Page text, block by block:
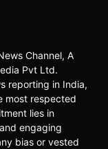
Channel, A
Pvt Ltd.
reporting in India,
most respected
lies in
engaging
bias or vested